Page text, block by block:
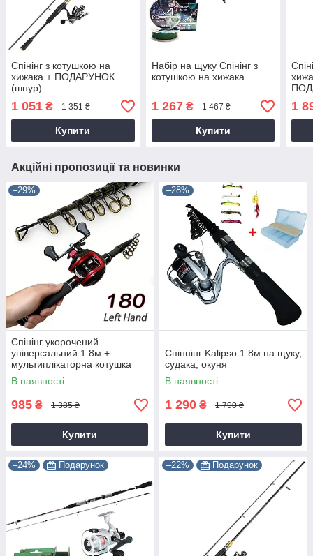
Спінінг з котушкою на
хижака + ПОДАРУНОК
(шнур)
1 051 ₴ 1 351 ₴
Купити
Набір на щуку Спінінг з
котушкою на хижака
1 267₴ 1 467 ₴
Купити
1
Акційні пропозиції та новинки
–29%
Спінінг укорочений
універсальний 1.8м +
мультиплікаторна котушка
В наявності
985 ₴ 1 385 ₴
Купити
–28%
Спіннінг Kalipso 1.8м на щуку,
судака, окуня
В наявності
1 290 ₴ 1 790 ₴
Купити
–24% Подарунок –22% Подарунок